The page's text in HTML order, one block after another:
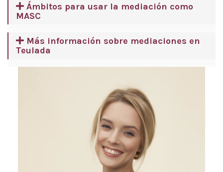
Ámbitos para usar la mediación como
MASC
Más información sobre mediaciones en
Teulada